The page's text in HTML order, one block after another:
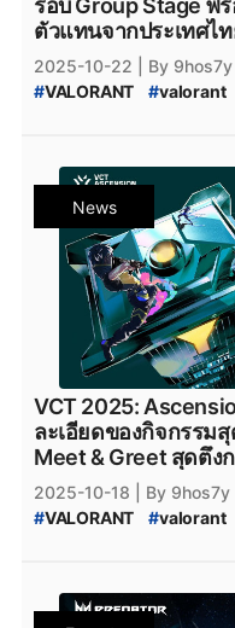
รอบ Group Stage พ
ตัวแทนจากประเทศไ
2025-10-22
| By 9hos7y
#VALORANT #valorant
valorant_news #
VALORANT_ไทย #
Team_NKT #TeamNKT
Motiv_Esports #NAOS
BOOM_Esports #
Paperrex
News
VCT 2025:
ละเอียดของกิจกรรม
Meet & Greet สุดตึง
สังกัด Paper Rex
2025-10-18
| By 9hos7y
#VALORANT #valorant